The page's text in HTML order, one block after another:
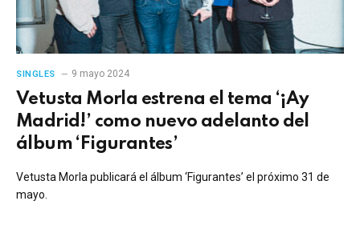
SINGLES 9 mayo 2024
Vetusta Morla estrena el tema ‘¡Ay
Madrid!’ como nuevo adelanto del
álbum ‘Figurantes’
Vetusta Morla publicará el álbum ‘Figurantes’ el próximo 31 de
mayo.